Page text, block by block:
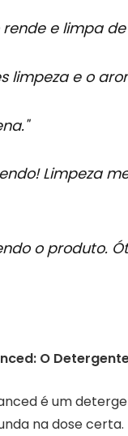
e limpa
limpeza e o
Limpeza
o produto.
O
é um
na dose